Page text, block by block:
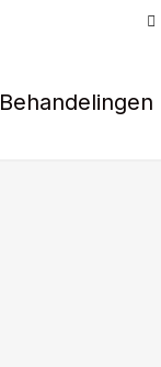
Behandelingen